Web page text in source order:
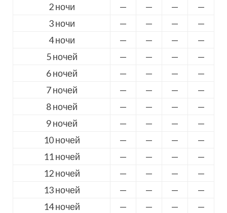
2 ночи — — —
—
3 ночи
— — —
—
4 ночи
— — —
—
5 ночей
— — —
—
6 ночей
— — —
—
7 ночей
— — —
—
8 ночей
— — —
—
9 ночей
— — —
—
10 ночей
— — —
—
11 ночей
— — —
—
12 ночей
— — —
—
13 ночей
— — —
—
14 ночей
— — —
—